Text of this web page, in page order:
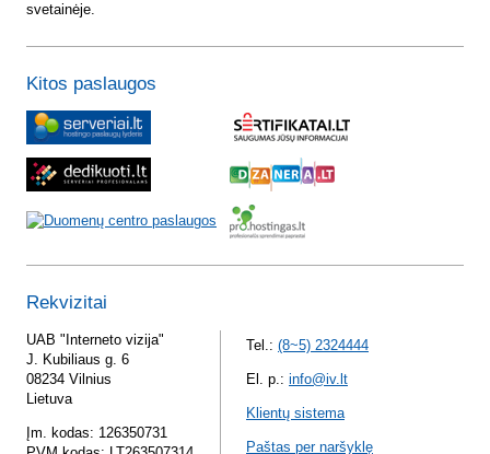
svetainėje.
Kitos paslaugos
Rekvizitai
UAB "Interneto vizija"
J. Kubiliaus g. 6
08234 Vilnius
Lietuva
Įm. kodas: 126350731
Tel.: (8~5) 2324444
El. p.: info@iv.lt
Klientų sistema
Paštas per naršyklę